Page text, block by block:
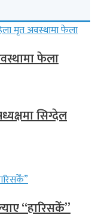
फेला
सिग्देल
“हारिसकेँ”